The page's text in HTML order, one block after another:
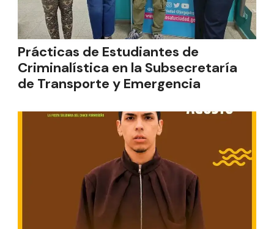
Prácticas de Estudiantes de
Criminalística en la Subsecretaría
de Transporte y Emergencia